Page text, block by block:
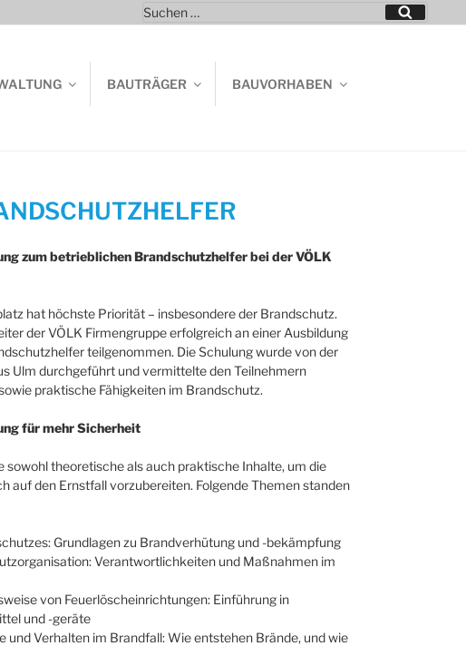
Suchen
nach:
Suchen
BAUTRÄGER BAUVORHABEN
zum betrieblichen Brandschutzhelfer bei der VÖLK
hat höchste Priorität – insbesondere der Brandschutz.
der VÖLK Firmengruppe erfolgreich an einer Ausbildung
teilgenommen. Die Schulung wurde von der
Ulm durchgeführt und vermittelte den Teilnehmern
praktische Fähigkeiten im Brandschutz.
für mehr Sicherheit
sowohl theoretische als auch praktische Inhalte, um die
auf den Ernstfall vorzubereiten. Folgende Themen standen
Grundlagen zu Brandverhütung und -bekämpfung
Verantwortlichkeiten und Maßnahmen im
von Feuerlöscheinrichtungen: Einführung in
und -geräte
und Verhalten im Brandfall: Wie entstehen Brände, und wie